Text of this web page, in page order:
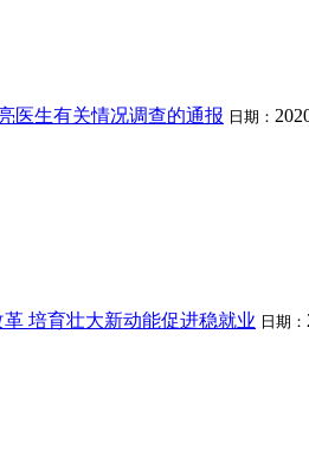
医生有关情况调查的通报 日期：
培育壮大新动能促进稳就业 日期：